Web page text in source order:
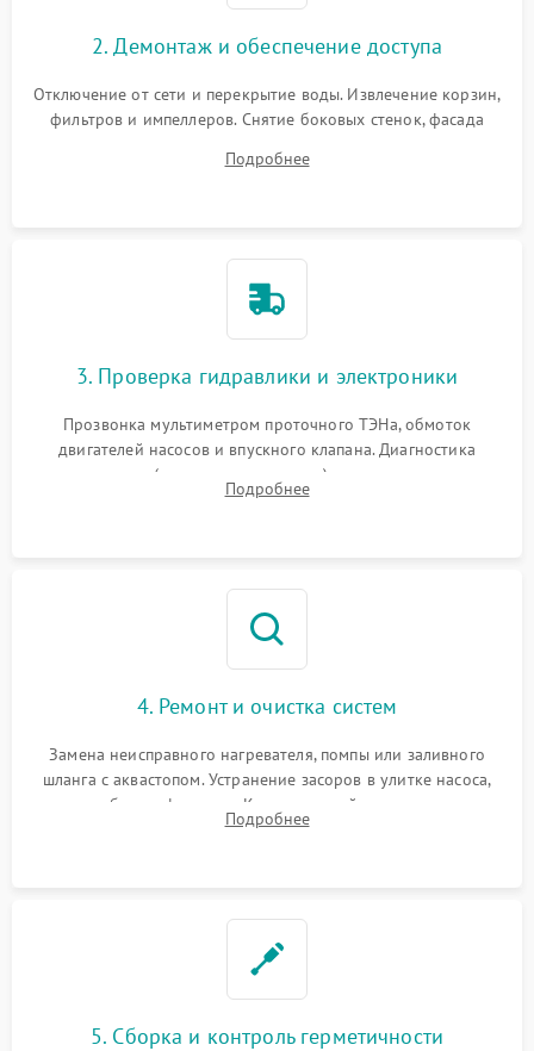
2. Демонтаж и обеспечение доступа
Отключение от сети и перекрытие воды. Извлечение корзин,
фильтров и импеллеров. Снятие боковых стенок, фасада
циркуляционному насосу, ТЭНу и сливной помпе.
Подробнее
3. Проверка гидравлики и электроники
Прозвонка мультиметром проточного ТЭНа, обмоток
двигателей насосов и впускного клапана. Диагностика
прессостата (датчика уровня воды), датчика мутности,
концевика дверцы и электронного модуля управления.
Подробнее
4. Ремонт и очистка систем
Замена неисправного нагревателя, помпы или заливного
шланга с аквастопом. Устранение засоров в улитке насоса,
патрубках и фильтрах. Компонентный ремонт платы
управления, восстановление поврежденной проводки.
Подробнее
5. Сборка и контроль герметичности